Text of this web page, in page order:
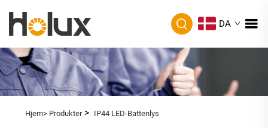
DA
Hjem> Produkter> IP44 LED-Battenlys